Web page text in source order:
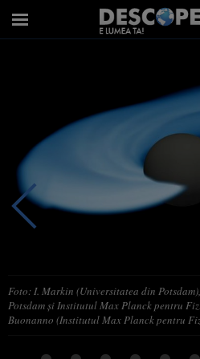
Foto: I. Markin (Universitatea din
Potsdam și Institutul Max Planck pentru
Buonanno (Institutul Max Planck pentru